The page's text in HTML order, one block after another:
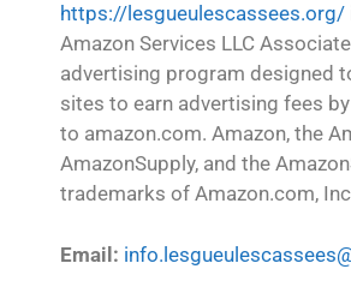
https://lesgueulescassees.org/
Amazon Services LLC
advertising program designed
sites to earn advertising fees
to amazon.com. Amazon, the
AmazonSupply, and the
trademarks of Amazon.com,
Email: